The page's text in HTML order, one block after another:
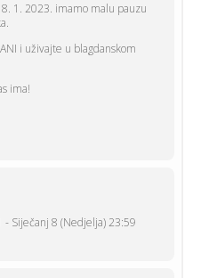
1. 2023. imamo malu pauzu
i uživajte u blagdanskom
ima!
- Siječanj 8 (Nedjelja) 23:59